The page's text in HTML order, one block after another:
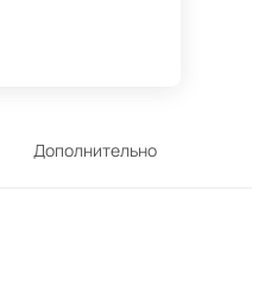
Дополнительно